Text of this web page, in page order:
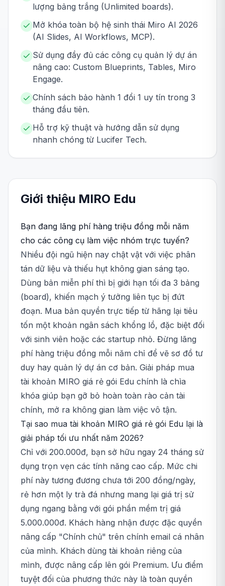
lượng bảng trắng (Unlimited boards).
Mở khóa toàn bộ hệ sinh thái Miro AI 2026
(AI Slides, AI Workflows, MCP).
Sử dụng đầy đủ các công cụ quản lý dự án
nâng cao: Custom Blueprints, Tables, Miro
Engage.
Chính sách bảo hành 1 đổi 1 uy tín trong 3
tháng đầu tiên.
Hỗ trợ kỹ thuật và hướng dẫn sử dụng
nhanh chóng từ Lucifer Tech.
Giới thiệu MIRO Edu
Bạn đang lãng phí hàng triệu đồng mỗi năm
cho các công cụ làm việc nhóm trực tuyến?
Nhiều đội ngũ hiện nay chật vật với việc phân
tán dữ liệu và thiếu hụt không gian sáng tạo.
Dùng bản miễn phí thì bị giới hạn tối đa 3 bảng
(board), khiến mạch ý tưởng liên tục bị đứt
đoạn. Mua bản quyền trực tiếp từ hãng lại tiêu
tốn một khoản ngân sách khổng lồ, đặc biệt đối
với sinh viên hoặc các startup nhỏ. Đừng lãng
phí hàng triệu đồng mỗi năm chỉ để vẽ sơ đồ tư
duy hay quản lý dự án cơ bản. Giải pháp mua
tài khoản MIRO giá rẻ gói Edu chính là chìa
khóa giúp bạn gỡ bỏ hoàn toàn rào cản tài
chính, mở ra không gian làm việc vô tận.
Tại sao mua tài khoản MIRO giá rẻ gói Edu lại là
giải pháp tối ưu nhất năm 2026?
Chỉ với 200.000đ, bạn sở hữu ngay 24 tháng sử
dụng trọn vẹn các tính năng cao cấp. Mức chi
phí này tương đương chưa tới 200 đồng/ngày,
rẻ hơn một ly trà đá nhưng mang lại giá trị sử
dụng ngang bằng với gói phần mềm trị giá
5.000.000đ. Khách hàng nhận được đặc quyền
nâng cấp "Chính chủ" trên chính email cá nhân
của mình. Khách dùng tài khoản riêng của
mình, được nâng cấp lên gói Premium. Ưu điểm
tuyệt đối của phương thức này là toàn quyền